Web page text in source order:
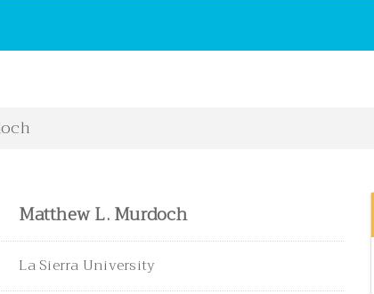
Matthew L. Murdoch
La Sierra University